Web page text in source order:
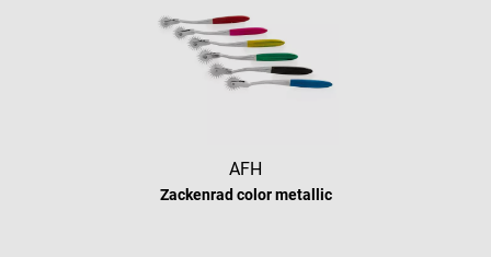
AFH
Zackenrad color metallic